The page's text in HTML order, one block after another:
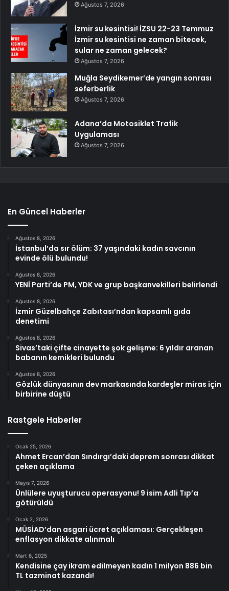
Ağustos 7, 2026
İzmir su kesintisi! İZSU 22-23 Temmuz
İzmir su kesintisi ne zaman bitecek,
sular ne zaman gelecek?
Ağustos 7, 2026
Muğla Seydikemer’de yangın sonrası
seferberlik
Ağustos 7, 2026
Adana’da Motosiklet Trafik
Uygulaması
Ağustos 7, 2026
En Güncel Haberler
Ağustos 8, 2026
İstanbul’da sır ölüm: 37 yaşındaki kadın savcının
evinde ölü bulundu!
Ağustos 8, 2026
YENİ Parti’de PM, YDK ve grup başkanvekilleri belirlendi
Ağustos 8, 2026
İzmir Güzelbahçe Zabıtası’ndan kapsamlı gıda
denetimi
Ağustos 8, 2026
Sivas’taki çifte cinayette şok gelişme: 6 yıldır aranan
babanın kemikleri bulundu
Ağustos 8, 2026
Gözlük dünyasının dev markasında kardeşler miras için
birbirine düştü
Rastgele Haberler
Ocak 25, 2026
Ahmet Ercan’dan Sındırgı’daki deprem sonrası dikkat
çeken açıklama
Mayıs 7, 2026
Ünlülere uyuşturucu operasyonu! 9 isim Adli Tıp’a
götürüldü
Ocak 2, 2026
MÜSİAD’dan asgari ücret açıklaması: Gerçekleşen
enflasyon dikkate alınmalı
Mart 6, 2025
Kendisine çay ikram edilmeyen kadın 1 milyon 886 bin
TL tazminat kazandı!